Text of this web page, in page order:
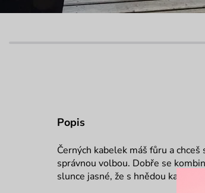
Popis
Černých kabelek máš fůru a
správnou volbou. Dobře se
slunce jasné, že s hnědou